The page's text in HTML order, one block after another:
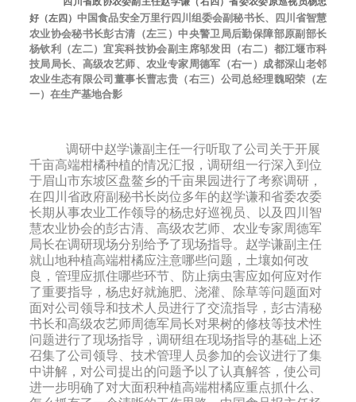
好（左四）中国食品安全万里行四川组委会副秘书长、四川省智慧
农业协会秘书长彭古清（左三）中央警卫局后勤保障部原副部长
杨钦利（左二）宜宾科技协会副主席邬发田（右二） 都江堰市科
技局局长、高级农艺师、农业专家周德军（右一）成都深山老邻
农业生态有限公司董事长曹志贵（右三）公司总经理魏昭荣（左
一）在生产基地合影
调研中赵学谦副主任一行听取了公司关于开展
千亩高端柑橘种植的情况汇报，调研组一行深入到位
于眉山市东坡区盘鳌乡的千亩果园进行了考察调研，
在四川省政府副秘书长岗位多年的赵学谦和省委农委
长期从事农业工作领导的杨忠好巡视员、以及四川智
慧农业协会的彭古清、高级农艺师、农业专家周德军
局长在调研现场分别给予了现场指导。赵学谦副主任
就山地种植高端柑橘应注意哪些问题，土壤如何改
良，管理应抓住哪些环节、防止病虫害应如何应对作
了重要指导，杨忠好就施肥、浇灌、除草等问题面对
面对公司领导和技术人员进行了交流指导，彭古清秘
书长和高级农艺师周德军局长对果树的修枝等技术性
问题进行了现场指导，调研组在现场指导的基础上还
召集了公司领导、技术管理人员参加的会议进行了集
中讲解，对公司提出的问题予以了认真解答，使公司
进一步明确了对大面积种植高端柑橘应重点抓什么、